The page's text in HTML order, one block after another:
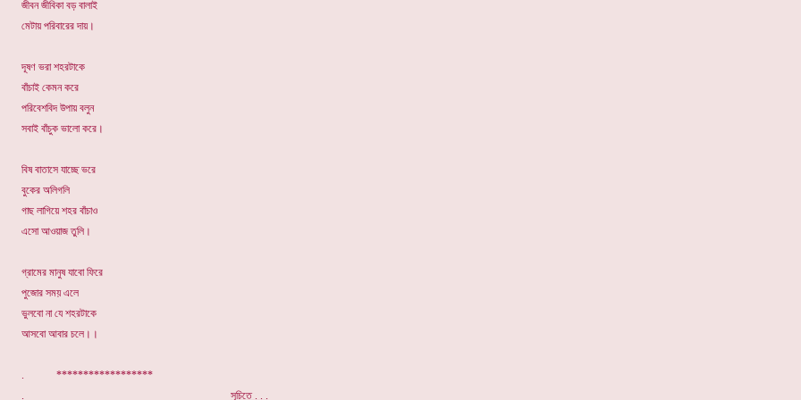
জীবন জীবিকা বড় বালাই
মেটায় পরিবারের দায়।
দূষণ ভরা শহরটাকে
বাঁচাই কেমন করে
পরিবেশবিদ উপায় বলুন
সবাই বাঁচুক ভালো করে।
বিষ বাতাসে যাচ্ছে ভরে
বুকের অলিগলি
গাছ লাগিয়ে শহর বাঁচাও
এসো আওয়াজ তুলি।
গ্রামের মানুষ যাবো ফিরে
পুজোর সময় এলে
ভুলবো না যে শহরটাকে
আসবো আবার চলে।।
. ******************
. সূচিতে . . .